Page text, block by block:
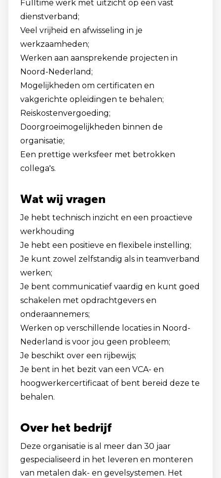
Fulltime werk met uitzicht op een vast
dienstverband;
Veel vrijheid en afwisseling in je
werkzaamheden;
Werken aan aansprekende projecten in
Noord-Nederland;
Mogelijkheden om certificaten en
vakgerichte opleidingen te behalen;
Reiskostenvergoeding;
Doorgroeimogelijkheden binnen de
organisatie;
Een prettige werksfeer met betrokken
collega's.
Wat wij vragen
Je hebt technisch inzicht en een proactieve
werkhouding
Je hebt een positieve en flexibele instelling;
Je kunt zowel zelfstandig als in teamverband
werken;
Je bent communicatief vaardig en kunt goed
schakelen met opdrachtgevers en
onderaannemers;
Werken op verschillende locaties in Noord-
Nederland is voor jou geen probleem;
Je beschikt over een rijbewijs;
Je bent in het bezit van een VCA- en
hoogwerkercertificaat of bent bereid deze te
behalen.
Over het bedrijf
Deze organisatie is al meer dan 30 jaar
gespecialiseerd in het leveren en monteren
van metalen dak- en gevelsystemen. Het